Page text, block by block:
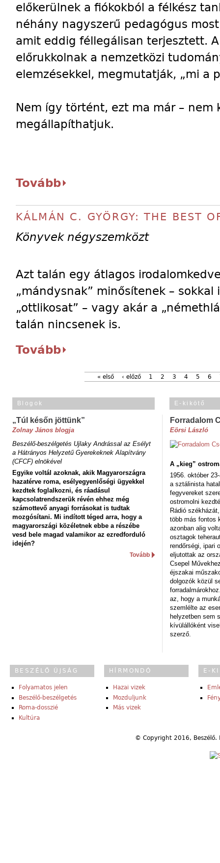
előkerülnek a fiókokból a félkész
néhány nagyszerű pedagógus
amit eddig féllegálisan terjesztett.
előrukkolnak a nemzetközi
elemzésekkel, megmutatják, „mi a
Nem így történt, ezt ma már – nem
megállapíthatjuk.
Tovább
KÁLMÁN C. GYÖRGY: THE BEST
Könyvek négyszemközt
Azt talán egy átlagos
„mándysnak” minősítenek –
„ottlikosat” – vagy akár a
talán nincsenek is.
Tovább
« első ‹ előző 1 2 3 4 5 6
Blogok
„Túl későn jöttünk”
Zolnay János blogja
Beszélő-beszélgetés Ujlaky Andrással az Esélyt
a Hátrányos Helyzetű Gyerekeknek Alapítvány
(CFCF) elnökével
Egyike voltál azoknak, akik Magyarországra
hazatérve roma, esélyegyenlőségi ügyekkel
kezdtek foglalkozni, és ráadásul
kapcsolatrendszerük révén ehhez még
számottevő anyagi forrásokat is tudtak
mozgósítani. Mi indított téged arra, hogy a
magyarországi közéletnek ebbe a részébe
vesd bele magad valamikor az ezredforduló
idején?
Tovább
E-kikötő
Forradalom
Eörsi László
A „kieg”
1956. október
a sztálinista
fegyvereket
ostromolni
Rádió
több más fontos
azonban alig
osztagok
rendőrségi, ipari
eljutottak az
Csepel
éjszakai
dolgozók közül
az, hogy a
szemlélte az
helyzetben sem
kívülállóként
szerző.
BESZÉLŐ ÚJSÁG
Folyamatos jelen
Beszélő-beszélgetés
Roma-dosszié
Kultúra
HÍRMONDÓ
Hazai vizek
Mozduljunk
Más vizek
E-
© Copyright 2016,